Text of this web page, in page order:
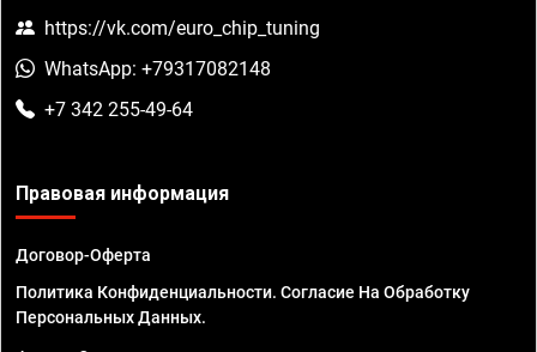
https://vk.com/euro_chip_tuning
WhatsApp: +79317082148
+7 342 255-49-64
Правовая информация
Договор-Оферта
Политика Конфиденциальности. Согласие На Обработку
Персональных Данных.